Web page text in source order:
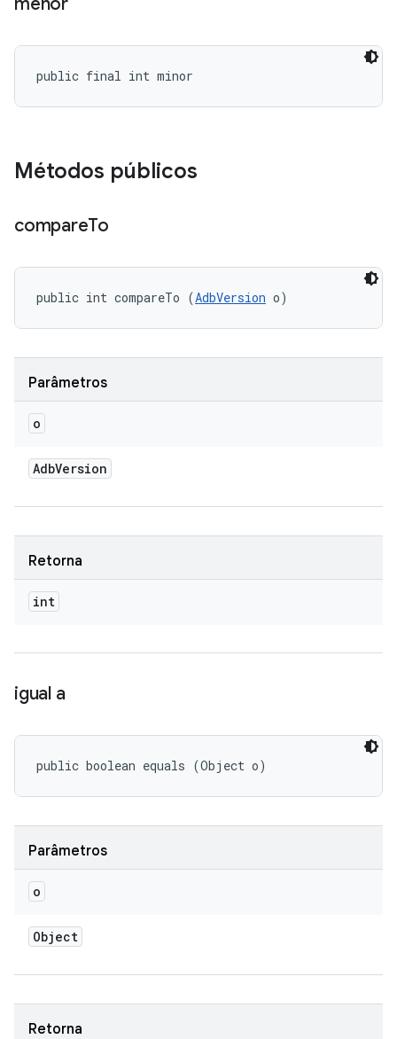
public final int minor
Métodos públicos
compareTo
public int compareTo (AdbVersion o)
Parâmetros
o
AdbVersion
Retorna
int
igual a
public boolean equals (Object o)
Parâmetros
o
Object
Retorna